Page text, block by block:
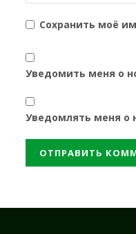
Сохранить моё
Уведомить меня о
Уведомлять меня о